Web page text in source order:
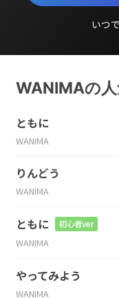
いつ
WANIMAの人
ともに
WANIMA
りんどう
WANIMA
ともに 初心者ver
WANIMA
やってみよう
WANIMA